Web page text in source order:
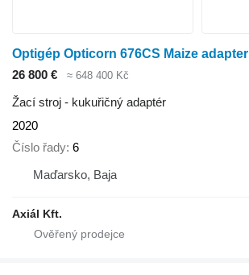
Optigép Opticorn 676CS Maize adapter
26 800 €
≈ 648 400 Kč
Žací stroj - kukuřičný adaptér
2020
Číslo řady 6
Maďarsko, Baja
Axiál Kft.